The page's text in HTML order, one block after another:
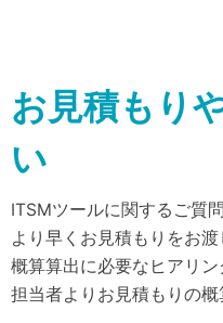
お見積もり
い
ITSMツールに関するご質
より早くお見積もりをお
概算算出に必要なヒアリ
担当者よりお見積もりの概